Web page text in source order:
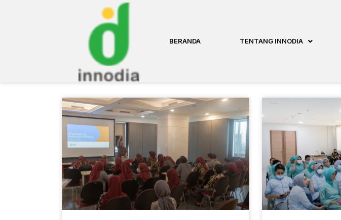
BERANDA TENTANG INNODIA